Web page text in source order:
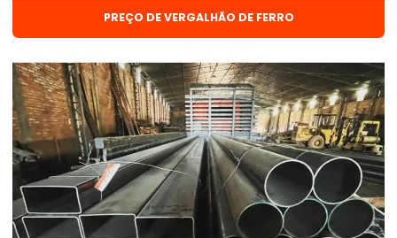
Chapa xadrez de ferro
Cobertura metálica para galpão
Comprar vergalhão
Corte e dobra
Corte e dobra de aço
Corte e dobra de aço para construção civil
PREÇO DE VERGALHÃO DE FERRO